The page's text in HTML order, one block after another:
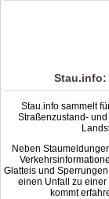
Stau.info:
Stau.info sammelt
Straßenzustand-
Neben
Glatteis und
einen Unfall zu
kommt